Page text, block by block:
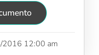
2016 12:00 am